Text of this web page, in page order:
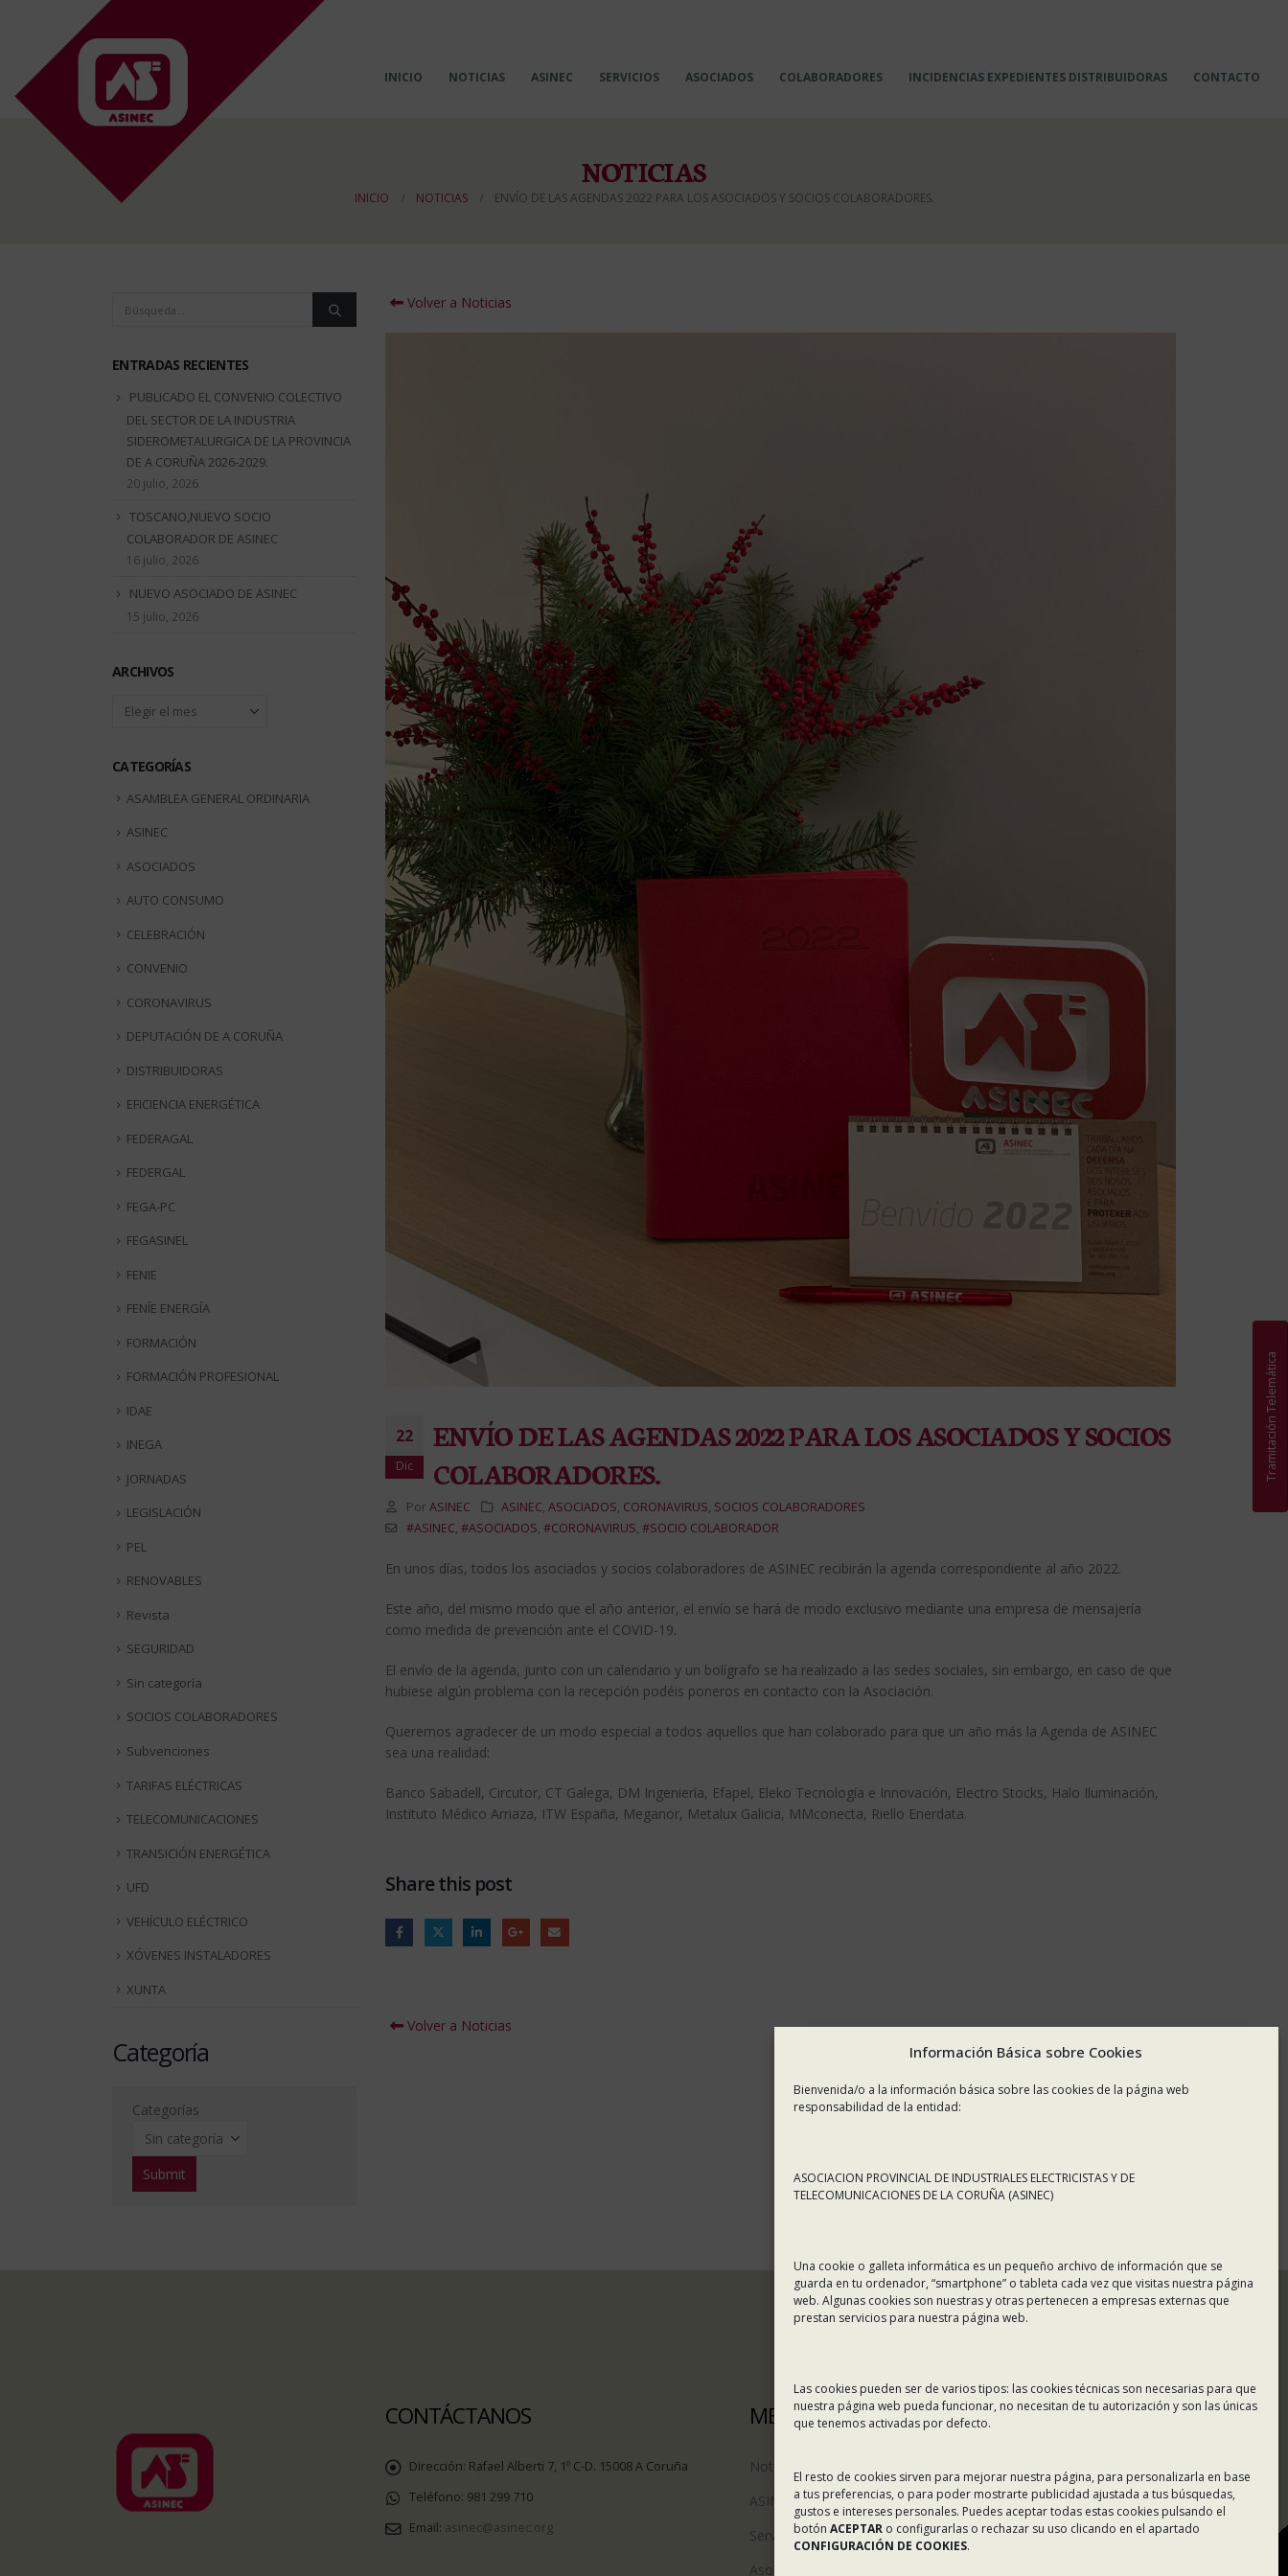
Información Básica sobre Cookies
Bienvenida/o a la información básica sobre las cookies de la página web
responsabilidad de la entidad:
ASOCIACION PROVINCIAL DE INDUSTRIALES ELECTRICISTAS Y DE
TELECOMUNICACIONES DE LA CORUÑA (ASINEC)
Una cookie o galleta informática es un pequeño archivo de información que se
guarda en tu ordenador, “smartphone” o tableta cada vez que visitas nuestra página
web. Algunas cookies son nuestras y otras pertenecen a empresas externas que
prestan servicios para nuestra página web.
Las cookies pueden ser de varios tipos: las cookies técnicas son necesarias para que
nuestra página web pueda funcionar, no necesitan de tu autorización y son las únicas
que tenemos activadas por defecto.
El resto de cookies sirven para mejorar nuestra página, para personalizarla en base
a tus preferencias, o para poder mostrarte publicidad ajustada a tus búsquedas,
gustos e intereses personales. Puedes aceptar todas estas cookies pulsando el
botón ACEPTAR o configurarlas o rechazar su uso clicando en el apartado
CONFIGURACIÓN DE COOKIES.
INICIO NOTICIAS ASINEC SERVICIOS ASOCIADOS COLABORADORES INCIDENCIAS EXPEDIENTES DISTRIBUIDORAS CONTACTO
NOTICIAS
INICIO NOTICIAS ENVÍO DE LAS AGENDAS 2022 PARA LOS ASOCIADOS Y SOCIOS COLABORADORES.
Volver a Noticias
22
Dic
ENVÍO DE LAS AGENDAS 2022 PARA LOS ASOCIADOS Y SOCIOS
COLABORADORES.
Por ASINEC ASINEC,ASOCIADOS, CORONAVIRUS, SOCIOS COLABORADORES
#ASINEC, #ASOCIADOS, #CORONAVIRUS, #SOCIO COLABORADOR
En unos días, todos los asociados y socios colaboradores de ASINEC recibirán la agenda correspondiente al año 2022.
Este año, del mismo modo que el año anterior, el envío se hará de modo exclusivo mediante una empresa de mensajería
como medida de prevención ante el COVID-19.
El envío de la agenda, junto con un calendario y un bolígrafo se ha realizado a las sedes sociales, sin embargo, en caso de que
hubiese algún problema con la recepción podéis poneros en contacto con la Asociación.
Queremos agradecer de un modo especial a todos aquellos que han colaborado para que un año más la Agenda de ASINEC
sea una realidad:
Banco Sabadell, Circutor, CT Galega, DM Ingeniería, Efapel, Eleko Tecnología e Innovación, Electro Stocks, Halo Iluminación,
Instituto Médico Arriaza, ITW España, Meganor, Metalux Galicia, MMconecta, Riello Enerdata.
Share this post
Volver a Noticias
ENTRADAS RECIENTES
PUBLICADO EL CONVENIO COLECTIVO
DEL SECTOR DE LA INDUSTRIA
SIDEROMETALURGICA DE LA PROVINCIA
DE A CORUÑA 2026-2029.
20 julio, 2026
TOSCANO,NUEVO SOCIO
COLABORADOR DE ASINEC
16 julio, 2026
NUEVO ASOCIADO DE ASINEC
15 julio, 2026
ARCHIVOS
Archivos
CATEGORÍAS
ASAMBLEA GENERAL ORDINARIA
ASINEC
ASOCIADOS
AUTO CONSUMO
CELEBRACIÓN
CONVENIO
CORONAVIRUS
DEPUTACIÓN DE A CORUÑA
DISTRIBUIDORAS
EFICIENCIA ENERGÉTICA
FEDERAGAL
FEDERGAL
FEGA-PC
FEGASINEL
FENIE
FENÍE ENERGÍA
FORMACIÓN
FORMACIÓN PROFESIONAL
IDAE
INEGA
JORNADAS
LEGISLACIÓN
PEL
RENOVABLES
Revista
SEGURIDAD
Sin categoría
SOCIOS COLABORADORES
Subvenciones
TARIFAS ELÉCTRICAS
TELECOMUNICACIONES
TRANSICIÓN ENERGÉTICA
UFD
VEHÍCULO ELÉCTRICO
XÓVENES INSTALADORES
XUNTA
Categoría
Categorías
CONTÁCTANOS
Dirección: Rafael Alberti 7, 1º C-D. 15008 A Coruña
Teléfono: 981 299 710
Email: asinec@asinec.org
MENÚ
Noticias
ASINEC
Servicios
Asociados
Colaboradores
Incidencias en Expediente
Tramitación Telemática